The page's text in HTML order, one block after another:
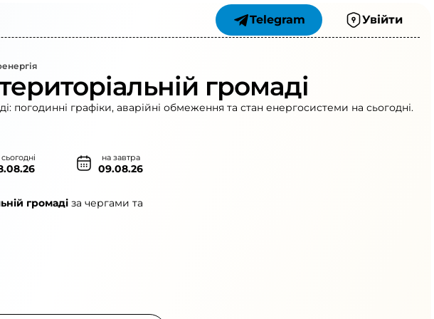
Telegram Увійти
громаді
погодинні графіки, аварійні обмеження та стан енергосистеми на сьогодні.
на завтра
09.08.26
громаді за чергами та